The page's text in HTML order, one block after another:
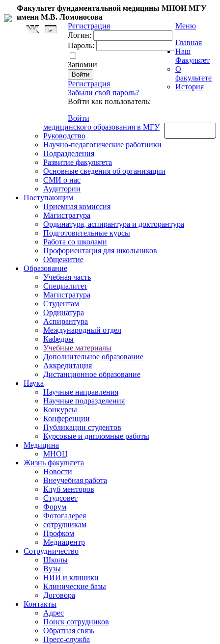
Факультет фундаментальной медицины МНОИ МГУ
имени М.В. Ломоносова
Регистрация
Логин:
Пароль:
Запомни
Регистрация
Забыли свой пароль?
Войти как пользователь:
Войти
Меню
Главная
Наш
Факультет
О
факультете
История
медицинского образования в МГУ
Руководство
Научно-педагогические работники
Подразделения
Развитие факультета
Основные сведения об организации
СМИ о нас
Аудитории
Поступающим
Приемная комиссия
Магистратура
Ординатура, аспирантура и докторантура
Подготовительные курсы
Работа со школами
Профориентация для школьников
Общежитие
Образование
Учебная часть
Специалитет
Магистратура
Студентам
Ординатура
Аспирантура
Международный отдел
Кафедры
Учебные материалы
Дополнительное образование
Аккредитация
Дистанционное образование
Наука
Научные направления
Научные подразделения
Конкурсы
Конференции
Публикации студентов
Курсовые и дипломные работы
Медицина
МНОЦ
Жизнь факультета
Новости
Внеучебная работа
Клуб менторов
Студсовет
Форум
Фотогалерея
сотрудникам
Профком
Медиацентр
Сотрудничество
Школы
Вузы
НИИ и клиники
Клинические базы
Договора
Контакты
Адрес
Поиск сотрудников
Обратная связь
Пресс-служба